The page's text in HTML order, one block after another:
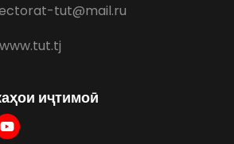
tut@mail.ru
www.tut.tj
иҷтимоӣ